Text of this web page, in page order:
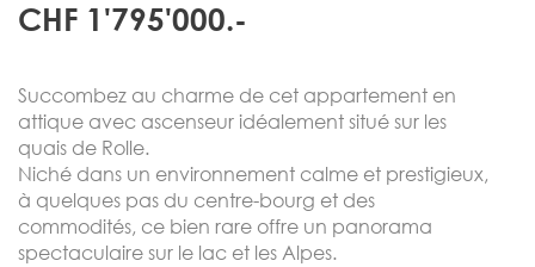
CHF 1'795'000.-
Succombez au charme de cet appartement en
attique avec ascenseur idéalement situé sur les
quais de Rolle.
Niché dans un environnement calme et prestigieux,
à quelques pas du centre-bourg et des
commodités, ce bien rare offre un panorama
spectaculaire sur le lac et les Alpes.